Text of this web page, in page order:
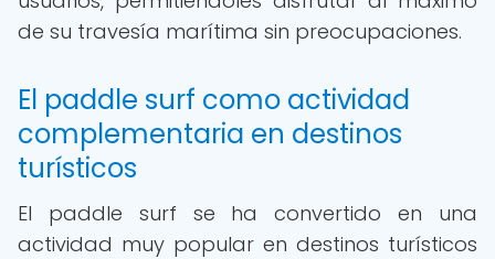
de su travesía marítima sin preocupaciones.
El paddle surf como actividad
complementaria en destinos
turísticos
El paddle surf se ha convertido en una
actividad muy popular en destinos turísticos